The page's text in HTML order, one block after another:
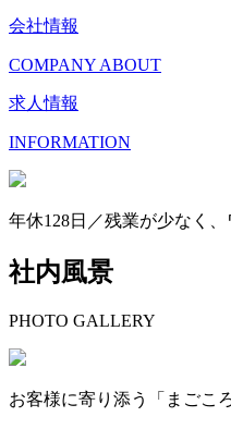
会社情報
COMPANY ABOUT
求人情報
INFORMATION
年休128日／残業が少なく
社内風景
PHOTO GALLERY
お客様に寄り添う「まごこ